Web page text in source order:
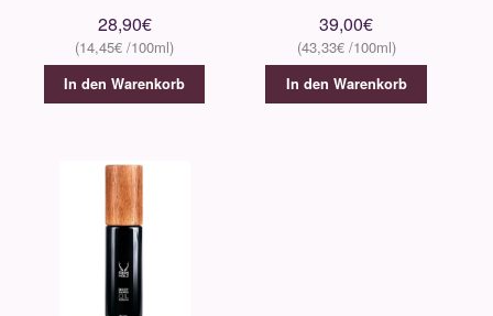
28,90€
14,45€
In den Warenkorb
39,00€
43,33€
In den Warenkorb